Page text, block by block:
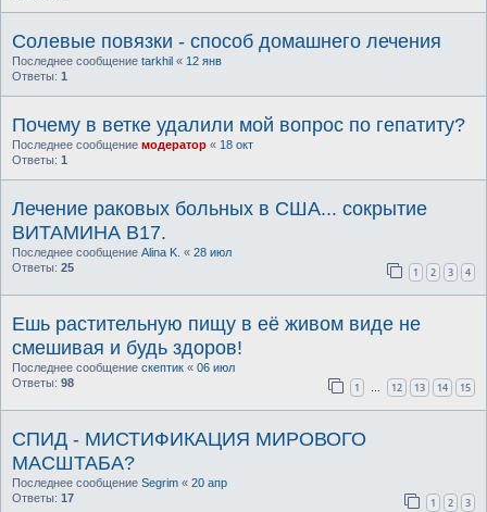
Солевые повязки - способ домашнего лечения
Последнее сообщение tarkhil « 12 янв
Ответы: 1
Почему в ветке удалили мой вопрос по гепатиту?
Последнее сообщение модератор « 18 окт
Ответы: 1
Лечение раковых больных в США... сокрытие
ВИТАМИНА В17.
Последнее сообщение Alina K. « 28 июл
Ответы: 25 1 2 3 4
Ешь растительную пищу в её живом виде не
смешивая и будь здоров!
Последнее сообщение скептик « 06 июл
Ответы: 98 1 … 12 13 14 15
СПИД - МИСТИФИКАЦИЯ МИРОВОГО
МАСШТАБА?
Последнее сообщение Segrim « 20 апр
Ответы: 17 1 2 3